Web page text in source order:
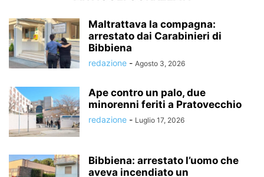
Maltrattava la compagna:
arrestato dai Carabinieri di
Bibbiena
redazione - Agosto 3, 2026
Ape contro un palo, due
minorenni feriti a Pratovecchio
redazione - Luglio 17, 2026
Bibbiena: arrestato l’uomo che
aveva incendiato un